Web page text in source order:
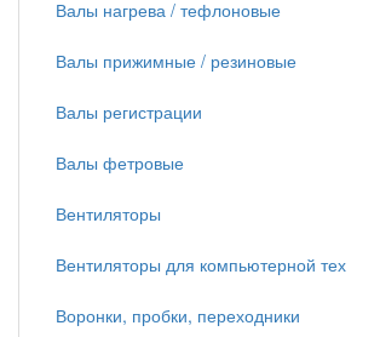
Валы нагрева / тефлоновые
Валы прижимные / резиновые
Валы регистрации
Валы фетровые
Вентиляторы
Вентиляторы для компьютерной тех
Воронки, пробки, переходники